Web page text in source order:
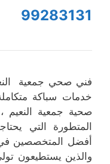
99283131
فني صحي جمعية
خدمات سباكة
صحية جمعية النعيم
المتطورة التي
أفضل المتخصصين في
والذين يستطيعون